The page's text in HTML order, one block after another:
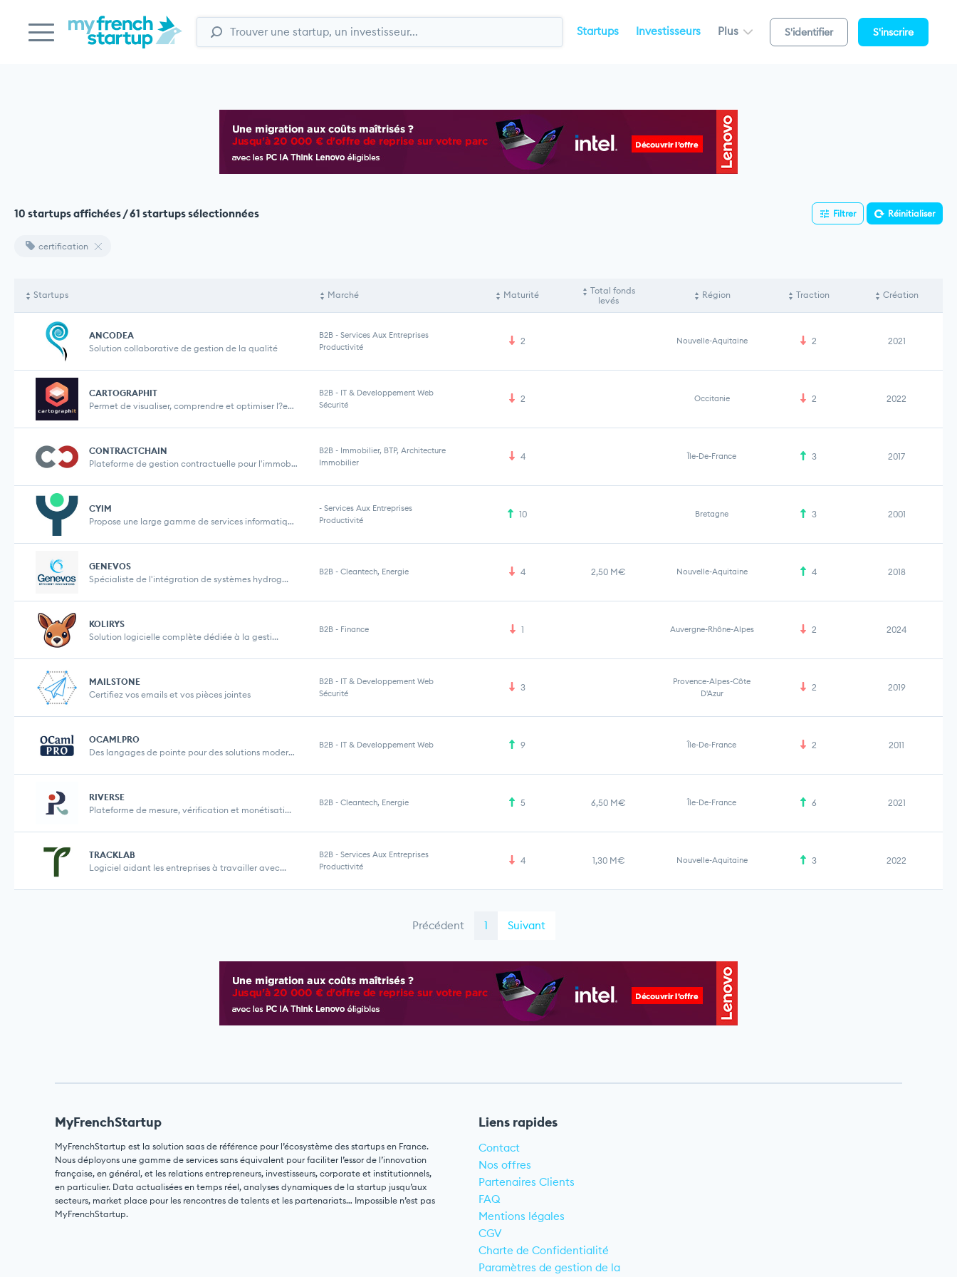
Startups Investisseurs Plus S'identifier S'inscrire
10 startups affichées / 61 startups sélectionnées Filtrer Réinitialiser
certification
Startups Marché Maturité
Total fonds
levés
Région Traction Création
ANCODEA
Solution collaborative de gestion de la qualité
B2B - Services Aux Entreprises
Productivité
2 Nouvelle-Aquitaine 2 2021
CARTOGRAPHIT
Permet de visualiser, comprendre et optimiser l?en...
B2B - IT & Developpement Web
Sécurité
2 Occitanie 2 2022
CONTRACTCHAIN
Plateforme de gestion contractuelle pour l'immobil...
B2B - Immobilier, BTP, Architecture
Immobilier
4 Île-De-France 3 2017
CYIM
Propose une large gamme de services informatiques ...
- Services Aux Entreprises
Productivité
10 Bretagne 3 2001
GENEVOS
Spécialiste de l'intégration de systèmes hydrog...
B2B - Cleantech, Energie 4 2,50 M€ Nouvelle-Aquitaine 4 2018
KOLIRYS
Solution logicielle complète dédiée à la gesti...
B2B - Finance 1 Auvergne-Rhône-Alpes 2 2024
MAILSTONE
Certifiez vos emails et vos pièces jointes
B2B - IT & Developpement Web
Sécurité
3
Provence-Alpes-Côte
D'Azur
2 2019
OCAMLPRO
Des langages de pointe pour des solutions modernes...
B2B - IT & Developpement Web 9 Île-De-France 2 2011
RIVERSE
Plateforme de mesure, vérification et monétisati...
B2B - Cleantech, Energie 5 6,50 M€ Île-De-France 6 2021
TRACKLAB
Logiciel aidant les entreprises à travailler avec...
B2B - Services Aux Entreprises
Productivité
4 1,30 M€ Nouvelle-Aquitaine 3 2022
Précédent 1 Suivant
MyFrenchStartup
MyFrenchStartup est la solution saas de référence pour l’écosystème des startups en France.
Nous déployons une gamme de services sans équivalent pour faciliter l’essor de l’innovation
française, en général, et les relations entrepreneurs, investisseurs, corporate et institutionnels,
en particulier. Data actualisées en temps réel, analyses dynamiques de la startup jusqu’aux
secteurs, market place pour les rencontres de talents et les partenariats… Impossible n’est pas
MyFrenchStartup.
Liens rapides
Contact
Nos offres
Partenaires Clients
FAQ
Mentions légales
CGV
Charte de Confidentialité
Paramètres de gestion de la